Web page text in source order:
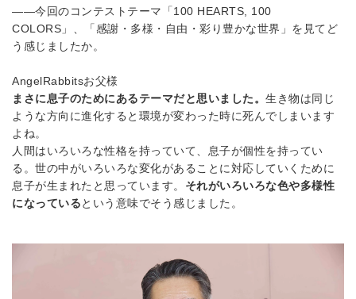
――今回のコンテストテーマ「100 HEARTS, 100
COLORS 」、「感謝・多様・自由・彩り豊かな世界」を見てど
う感じましたか。
AngelRabbitsお父様
まさに息子のためにあるテーマだと思いました。 生き物は同じ
ような方向に進化すると環境が変わった時に死んでしまいます
よね。
人間はいろいろな性格を持っていて、息子が個性を持ってい
る。世の中がいろいろな変化があることに対応していくために
息子が生まれたと思っています。 それがいろいろな色や多様性
になっているという意味でそう感じました。